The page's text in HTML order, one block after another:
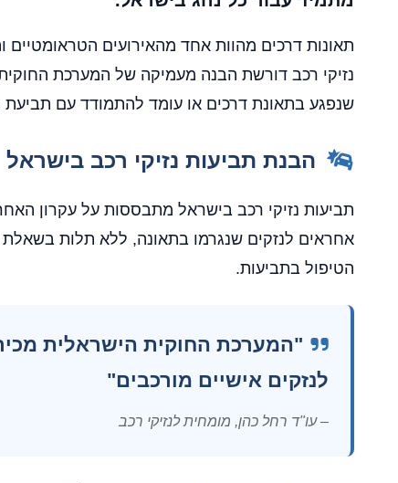
תאונות דרכים מהוות אחד מהאירועים הטראומטיים
נזיקי רכב דורשת הבנה מעמיקה של המערכת
שנפגע בתאונת דרכים או עומד להתמודד עם תביעת
הבנת תביעות נזיקי רכב בישראל
אחראים לנזקים שנגרמו בתאונה, ללא תלות
הטיפול בתביעות.
"המערכת החוקית הישראלית
לנזקים אישיים מורכבים"
– עו"ד רחל כהן, מומחית לנזיקי רכב